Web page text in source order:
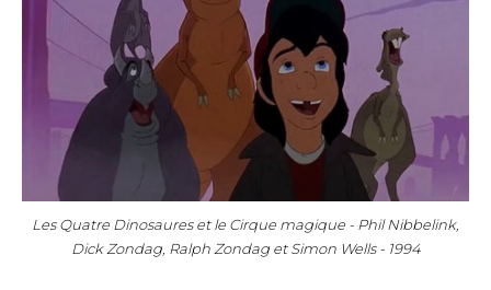
Les Quatre Dinosaures et le Cirque magique - Phil Nibbelink,
Dick Zondag, Ralph Zondag et Simon Wells - 1994